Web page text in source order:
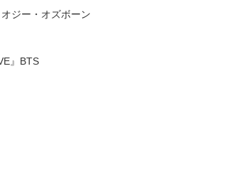
ジー・オズボーン
』BTS